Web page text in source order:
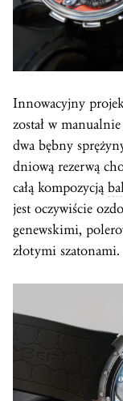
Innowacyjny
został w
dwa bębny
dniową rezerwą
całą kompozycją
jest oczywiście
genewskimi,
złotymi szatonami.